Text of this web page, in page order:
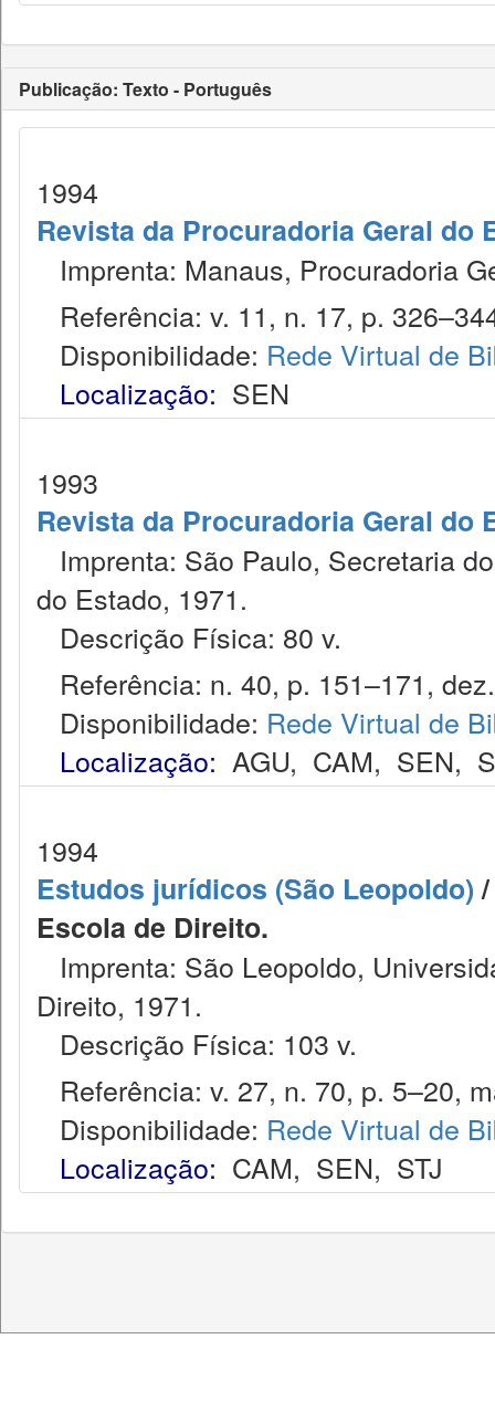
Publicação: Texto - Português
1994
Revista da Procuradoria Geral do
Imprenta: Manaus, Procuradoria
Referência: v. 11, n. 17, p.
Disponibilidade: Rede Virtual de
Localização: SEN
1993
Revista da Procuradoria Geral do
Imprenta: São Paulo, Secretaria
do Estado, 1971.
Descrição Física: 80 v.
Referência: n. 40, p. 151–171,
Disponibilidade: Rede Virtual de
Localização: AGU, CAM, SEN,
1994
Estudos jurídicos (São Leopoldo)
Escola de Direito.
Imprenta: São Leopoldo,
Direito, 1971.
Descrição Física: 103 v.
Referência: v. 27, n. 70, p. 5–20,
Disponibilidade: Rede Virtual de
Localização: CAM, SEN, STJ